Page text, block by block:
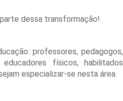
dessa transformação!
professores, pedagogos,
educadores físicos, habilitados
especializar-se nesta área.